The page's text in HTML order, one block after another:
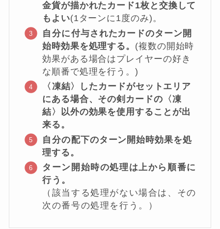
金貨が描かれたカード1枚と交換して
もよい(1ターンに1度のみ)。
自分に付与されたカードのターン 開
始時効果を処理する。 (複数の開始時
効果がある場合はプレイヤーの好き
な順番で処理を行う。)
〈 凍結〉したカードがセットエリア
にある場合、その剣カードの〈凍
結〉以外の効果を使用することが出
来る。
自分の配下のターン開始時効果を処
理する。
ターン開始時の処理は上から順番に
行う。
（該当する処理がない場合は、その
次の番号の処理を行う。）